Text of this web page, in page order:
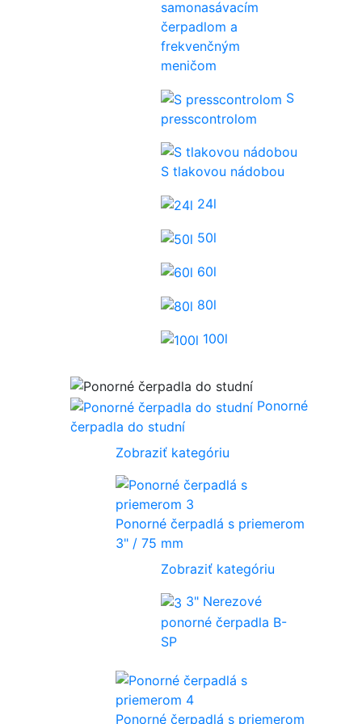
samonasávacím
čerpadlom a
frekvenčným
meničom
S
presscontrolom
S tlakovou nádobou
24l
50l
60l
80l
100l
Ponorné
čerpadla do studní
Zobraziť kategóriu
Ponorné čerpadlá s priemerom
3" / 75 mm
Zobraziť kategóriu
3" Nerezové
ponorné čerpadla B-
SP
Ponorné čerpadlá s priemerom